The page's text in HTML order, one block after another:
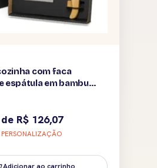
com faca
espátula em bambu
R$ 126,07
PERSONALIZAÇÃO
Adicionar ao carrinho